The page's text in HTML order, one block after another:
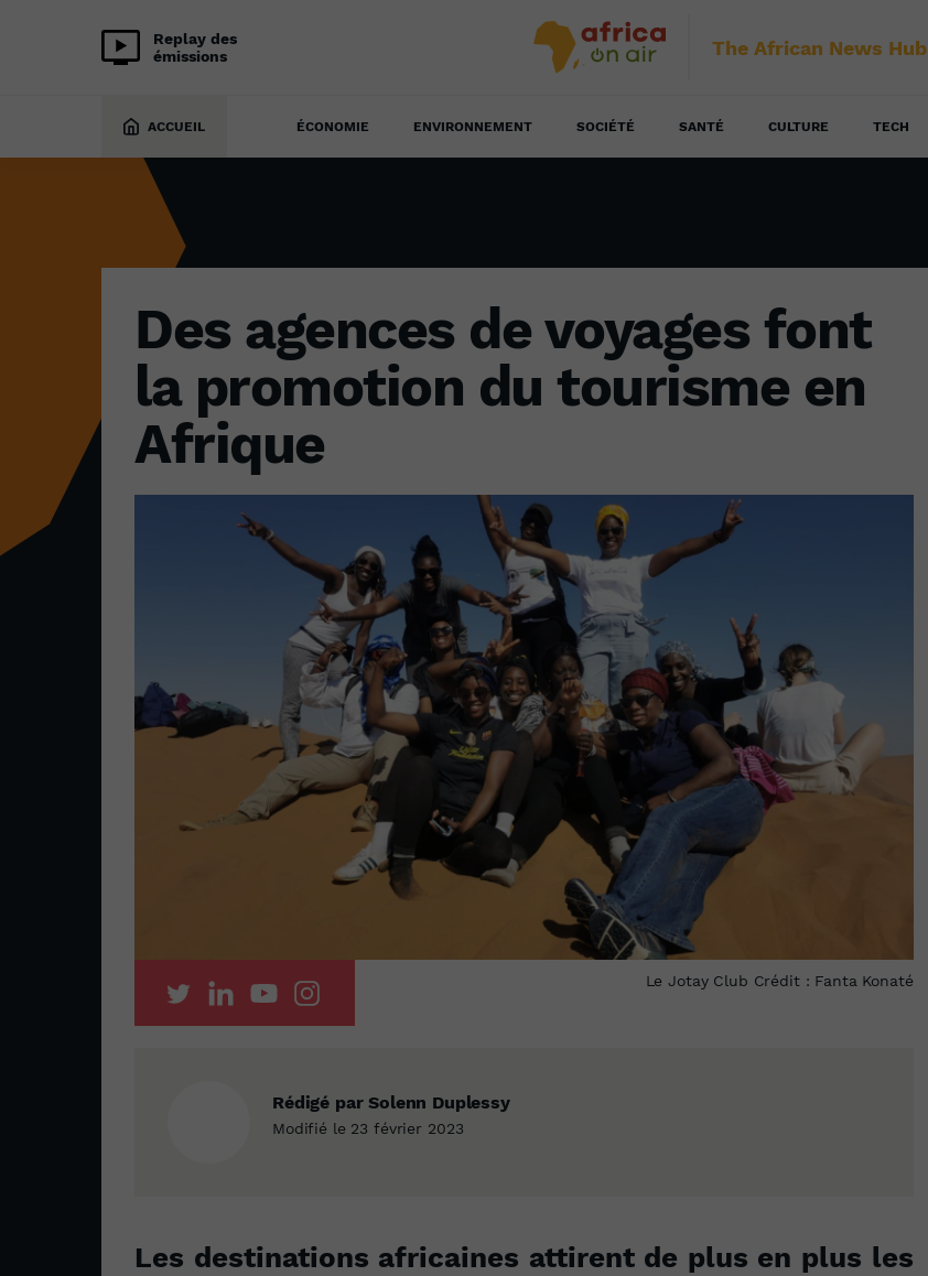
Replay des
émissions
The African News Hub
ACCUEIL ÉCONOMIE ENVIRONNEMENT SOCIÉTÉ SANTÉ CULTURE TECH
Des agences de voyages font
la promotion du tourisme en
Afrique
Le Jotay Club Crédit : Fanta Konaté
Rédigé par Solenn Duplessy
Modifié le 23 février 2023
Les destinations africaines attirent de plus en plus les